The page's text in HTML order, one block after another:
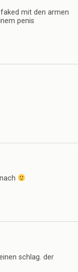
mit den armen
penis
schlag. der